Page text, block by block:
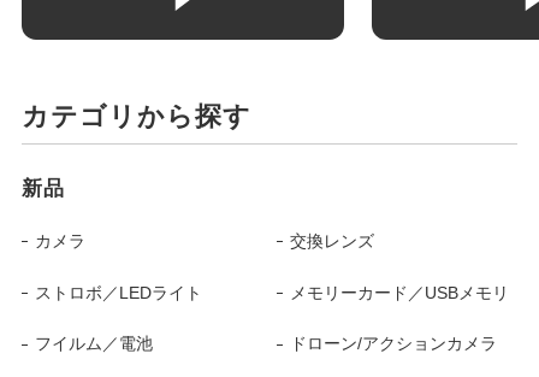
カテゴリから探す
新品
カメラ 交換レンズ
ストロボ／LEDライト メモリーカード／USBメモリ
フイルム／電池 ドローン/アクションカメラ